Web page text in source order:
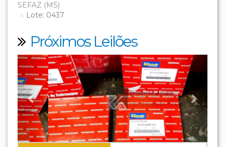
SEFAZ (MS)
Lote: 0437
Próximos Leilões
Previous Next